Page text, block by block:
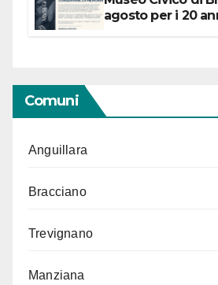
agosto per i 20
Comuni
Anguillara
Bracciano
Trevignano
Manziana